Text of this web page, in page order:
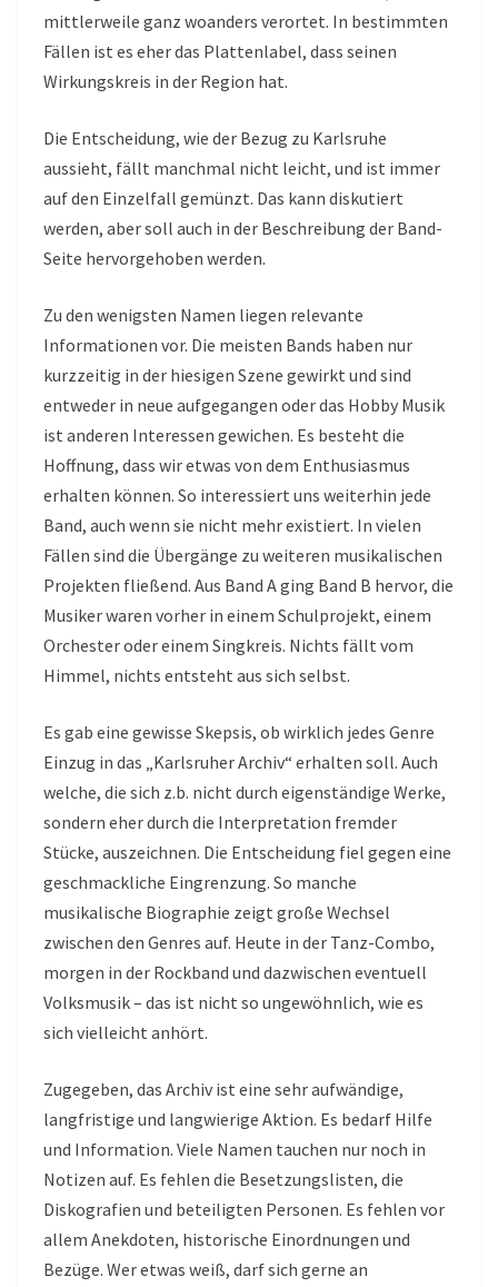
mittlerweile ganz woanders verortet. In bestimmten
Fällen ist es eher das Plattenlabel, dass seinen
Wirkungskreis in der Region hat.
Die Entscheidung, wie der Bezug zu Karlsruhe
aussieht, fällt manchmal nicht leicht, und ist immer
auf den Einzelfall gemünzt. Das kann diskutiert
werden, aber soll auch in der Beschreibung der Band-
Seite hervorgehoben werden.
Zu den wenigsten Namen liegen relevante
Informationen vor. Die meisten Bands haben nur
kurzzeitig in der hiesigen Szene gewirkt und sind
entweder in neue aufgegangen oder das Hobby Musik
ist anderen Interessen gewichen. Es besteht die
Hoffnung, dass wir etwas von dem Enthusiasmus
erhalten können. So interessiert uns weiterhin jede
Band, auch wenn sie nicht mehr existiert. In vielen
Fällen sind die Übergänge zu weiteren musikalischen
Projekten fließend. Aus Band A ging Band B hervor, die
Musiker waren vorher in einem Schulprojekt, einem
Orchester oder einem Singkreis. Nichts fällt vom
Himmel, nichts entsteht aus sich selbst.
Es gab eine gewisse Skepsis, ob wirklich jedes Genre
Einzug in das „Karlsruher Archiv“ erhalten soll. Auch
welche, die sich z.b. nicht durch eigenständige Werke,
sondern eher durch die Interpretation fremder
Stücke, auszeichnen. Die Entscheidung fiel gegen eine
geschmackliche Eingrenzung. So manche
musikalische Biographie zeigt große Wechsel
zwischen den Genres auf. Heute in der Tanz-Combo,
morgen in der Rockband und dazwischen eventuell
Volksmusik – das ist nicht so ungewöhnlich, wie es
sich vielleicht anhört.
Zugegeben, das Archiv ist eine sehr aufwändige,
langfristige und langwierige Aktion. Es bedarf Hilfe
und Information. Viele Namen tauchen nur noch in
Notizen auf. Es fehlen die Besetzungslisten, die
Diskografien und beteiligten Personen. Es fehlen vor
allem Anekdoten, historische Einordnungen und
Bezüge. Wer etwas weiß, darf sich gerne an